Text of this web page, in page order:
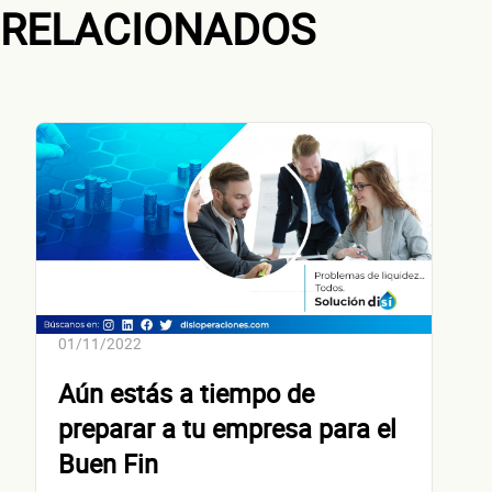
RELACIONADOS
01/11/2022
Aún estás a tiempo de
preparar a tu empresa para el
Buen Fin
Esto nos ayuda a ofrecerte la línea de crédito correcta para tu negocio.
No te preocupes, evaluamos cada caso de forma integral.
¿Cómo